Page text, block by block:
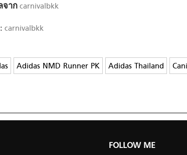
าก carnivalbkk
: carnivalbkk
Adidas NMD Runner PK Adidas Thailand
FOLLOW ME